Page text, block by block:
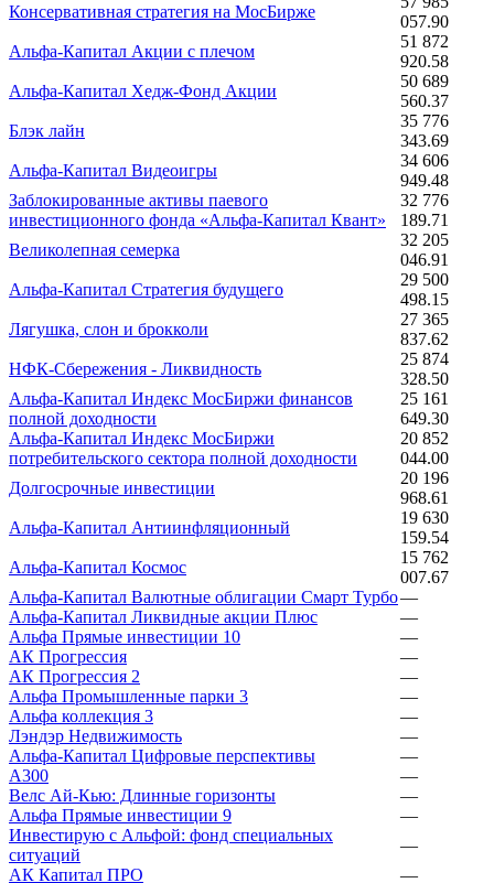
Консервативная стратегия на МосБирже
057.90
Альфа-Капитал Акции с плечом
51 872
920.58
Альфа-Капитал Хедж-Фонд Акции
50 689
560.37
Блэк лайн
35 776
343.69
Альфа-Капитал Видеоигры
34 606
949.48
Заблокированные активы паевого
инвестиционного фонда «Альфа-Капитал Квант»
32 776
189.71
Великолепная семерка
32 205
046.91
Альфа-Капитал Стратегия будущего
29 500
498.15
Лягушка, слон и брокколи
27 365
837.62
НФК-Сбережения - Ликвидность
25 874
328.50
Альфа-Капитал Индекс МосБиржи финансов
полной доходности
25 161
649.30
Альфа-Капитал Индекс МосБиржи
потребительского сектора полной доходности
20 852
044.00
Долгосрочные инвестиции
20 196
968.61
Альфа-Капитал Антиинфляционный
19 630
159.54
Альфа-Капитал Космос
15 762
007.67
Альфа-Капитал Валютные облигации Смарт Турбо—
Альфа-Капитал Ликвидные акции Плюс
—
Альфа Прямые инвестиции 10
—
АК Прогрессия
—
АК Прогрессия 2
—
Альфа Промышленные парки 3
—
Альфа коллекция 3
—
Лэндэр Недвижимость
—
Альфа-Капитал Цифровые перспективы
—
А300
—
Велс Ай-Кью: Длинные горизонты
—
Альфа Прямые инвестиции 9
—
Инвестирую с Альфой: фонд специальных
ситуаций
—
АК Капитал ПРО
—